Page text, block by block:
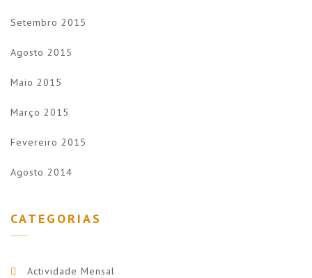
Setembro 2015
Agosto 2015
Maio 2015
Março 2015
Fevereiro 2015
Agosto 2014
CATEGORIAS
Actividade Mensal